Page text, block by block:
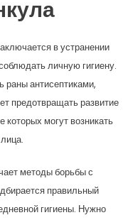
в устранении
личную гигиену.
раны антисептиками,
предотвращать развитие
могут возникать
методы борьбы с
правильный
гигиены. Нужно